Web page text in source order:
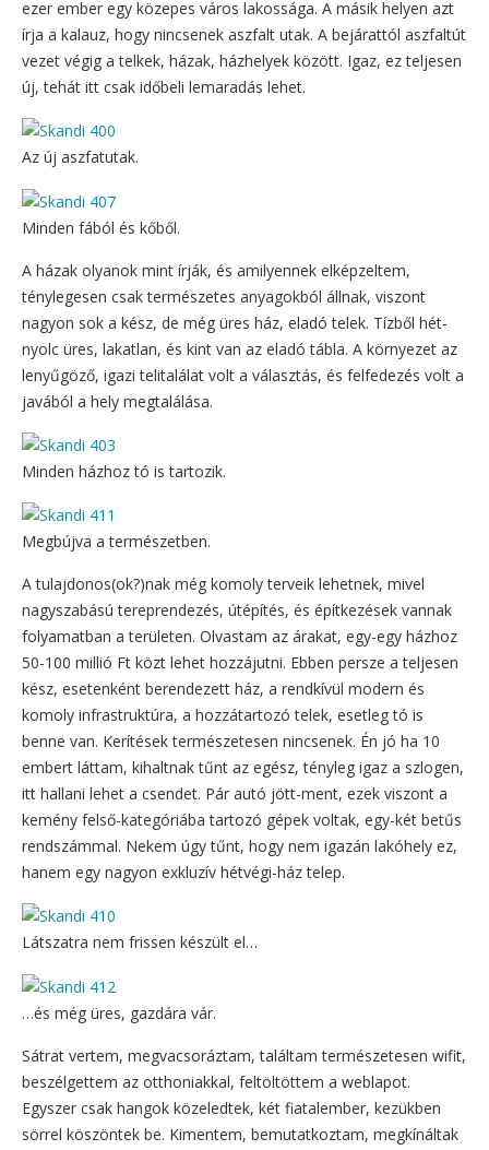
ezer ember egy közepes város lakossága. A másik helyen azt
írja a kalauz, hogy nincsenek aszfalt utak. A bejárattól aszfaltút
vezet végig a telkek, házak, házhelyek között. Igaz, ez teljesen
új, tehát itt csak időbeli lemaradás lehet.
Az új aszfatutak.
Minden fából és kőből.
A házak olyanok mint írják, és amilyennek elképzeltem,
ténylegesen csak természetes anyagokból állnak, viszont
nagyon sok a kész, de még üres ház, eladó telek. Tízből hét-
nyolc üres, lakatlan, és kint van az eladó tábla. A környezet az
lenyűgöző, igazi telitalálat volt a választás, és felfedezés volt a
javából a hely megtalálása.
Minden házhoz tó is tartozik.
Megbújva a természetben.
A tulajdonos(ok?)nak még komoly terveik lehetnek, mivel
nagyszabású tereprendezés, útépítés, és építkezések vannak
folyamatban a területen. Olvastam az árakat, egy-egy házhoz
50-100 millió Ft közt lehet hozzájutni. Ebben persze a teljesen
kész, esetenként berendezett ház, a rendkívül modern és
komoly infrastruktúra, a hozzátartozó telek, esetleg tó is
benne van. Kerítések természetesen nincsenek. Én jó ha 10
embert láttam, kihaltnak tűnt az egész, tényleg igaz a szlogen,
itt hallani lehet a csendet. Pár autó jött-ment, ezek viszont a
kemény felső-kategóriába tartozó gépek voltak, egy-két betűs
rendszámmal. Nekem úgy tűnt, hogy nem igazán lakóhely ez,
hanem egy nagyon exkluzív hétvégi-ház telep.
Látszatra nem frissen készült el…
…és még üres, gazdára vár.
Sátrat vertem, megvacsoráztam, találtam természetesen wifit,
beszélgettem az otthoniakkal, feltöltöttem a weblapot.
Egyszer csak hangok közeledtek, két fiatalember, kezükben
sörrel köszöntek be. Kimentem, bemutatkoztam, megkínáltak